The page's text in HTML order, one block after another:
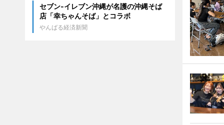
セブン‐イレブン沖縄が名護の沖縄そば
店「幸ちゃんそば」とコラボ
やんばる経済新聞